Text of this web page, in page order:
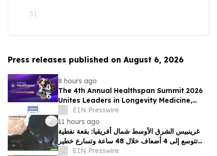
31
Press releases published on August 6, 2026
8 hours ago
The 4th Annual Healthspan Summit 2026
Unites Leaders in Longevity Medicine,
Regenerative Aesthetics, & Human
Performance
EIN Presswire
11 hours ago
غرينبيس الشرق الأوسط شمال أفريقيا: بقعة نفطية
تتوسع إلى 4 أضعاف خلال 48 ساعة وتسارع خطير
يهدد محمية بحرية فريدة في عُمان
EIN Presswire